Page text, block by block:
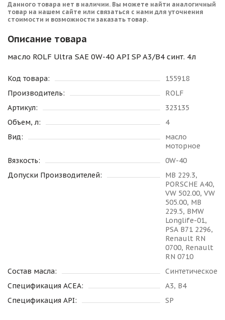
Данного товара нет в наличии. Вы можете найти аналогичный
товар на нашем сайте или связаться с нами для уточнения
стоимости и возможности заказать товар.
Описание товара
масло ROLF Ultra SAE 0W-40 API SP A3/B4 синт. 4л
Код товара:
155918
Производитель:
ROLF
Артикул:
323135
Объем, л:
4
Вид:
масло
моторное
Вязкость:
0W-40
Допуски Производителей:
MB 229.3,
PORSCHE A40,
VW 502.00, VW
505.00, MB
229.5, BMW
Longlife-01,
PSA B71 2296,
Renault RN
0700, Renault
RN 0710
Состав масла:
Синтетическое
Спецификация ACEA:
A3, B4
Спецификация API:
SP